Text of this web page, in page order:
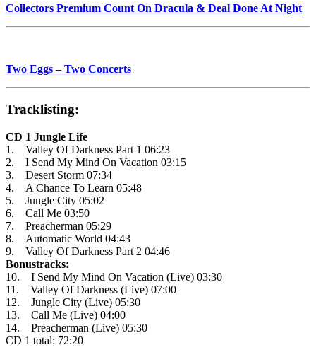
Collectors Premium Count On Dracula & Deal Done At Night
Two Eggs – Two Concerts
Tracklisting:
CD 1 Jungle Life
1. Valley Of Darkness Part 1 06:23
2. I Send My Mind On Vacation 03:15
3. Desert Storm 07:34
4. A Chance To Learn 05:48
5. Jungle City 05:02
6. Call Me 03:50
7. Preacherman 05:29
8. Automatic World 04:43
9. Valley Of Darkness Part 2 04:46
Bonustracks:
10. I Send My Mind On Vacation (Live) 03:30
11. Valley Of Darkness (Live) 07:00
12. Jungle City (Live) 05:30
13. Call Me (Live) 04:00
14. Preacherman (Live) 05:30
CD 1 total: 72:20